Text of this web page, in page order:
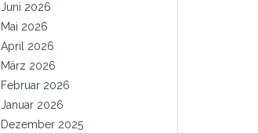
Juni 2026
Mai 2026
April 2026
März 2026
Februar 2026
Januar 2026
Dezember 2025